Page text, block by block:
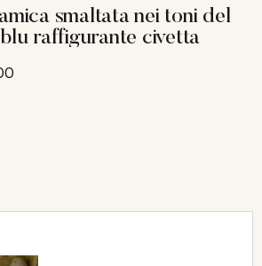
smaltata nei toni del
raffigurante civetta